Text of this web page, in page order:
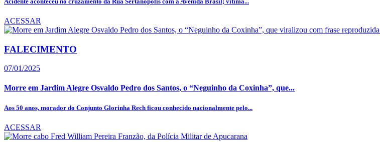
ACESSAR
FALECIMENTO
07/01/2025
Morre em Jardim Alegre Osvaldo Pedro dos Santos, o “Neguinho da Coxinha”, que...
Aos 50 anos, morador do Conjunto Glorinha Rech ficou conhecido nacionalmente pelo...
ACESSAR